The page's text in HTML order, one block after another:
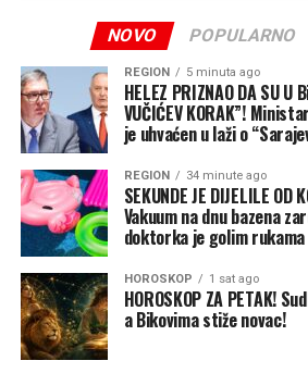
velike površine su u potpunosti
Žarko Švraka, najveći farmer u
što se problem ponavlja svake
nudi:
“Ovo je početak naših problema. Ne
odbraniti kukuruz, šta da radimo. Ja
spavam, dežuram u polju i tjeram
ne plaše, ni ljudi ni pasa. Apelujem
preduzmu nešto, da organizuju
protjerivanja divljih svinja. Za nas,
je neodrživo”.
NOVO POPULARNO
REGION 5 minuta ago
HELEZ PRIZNAO DA SU U
VUČIĆEV KORAK”!
je uhvaćen u laži o
REGION 34 minute ago
SEKUNDE JE DIJELILE OD
Vakuum na dnu bazena
doktorka je golim
HOROSKOP 1 sat ago
HOROSKOP ZA PETAK!
a Bikovima stiže novac!